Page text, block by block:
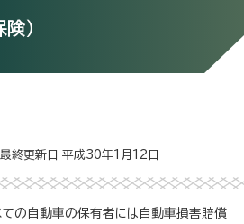
）
終更新日 平成30年1月12日
の自動車の保有者には自動車損害賠償